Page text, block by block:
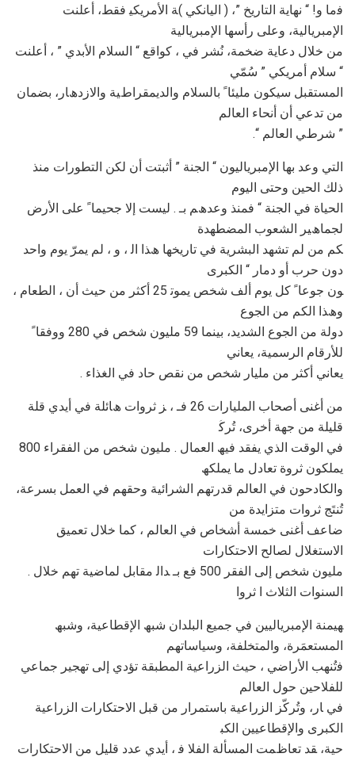
ﻓﻣﺎ و! “ ﻧﮭﺎﯾﺔ اﻟﺘﺎرﯾﺦ ”، ( اﻟﯿﺎﻧﻜﻲ )ﺔ اﻷﻣﺮﯾﻜﯿ ﻓﻘﻂ، أﻋﻠﻨﺖ
اﻹﻣﺒﺮﯾﺎﻟﯿﺔ، وﻋﻠﻰ رأﺳﮭﺎ اﻹﻣﺒﺮﯾﺎﻟﯿﺔ
ﻣﻦ ﺧﻼل دﻋﺎﯾﺔ ﺿﺨﻤﺔ، ﻧُﺸﺮ ﻓﻲ ، ﻛﻮاﻗﻊ “ اﻟﺴﻼم اﻷﺑﺪي ” ، أﻋﻠﻨﺖ
“ ﺳﻼم أﻣﺮﯾﻜﻲ ” ﺳُﻤّﻲ
اﻟﻤﺴﺘﻘﺒﻞ ﺳﯿﻜﻮن ﻣﻠﯿﺌﺎ ً ﺑﺎﻟﺴﻼم واﻟﺪﯾﻤﻘﺮاطﯿﺔ واﻻزدھﺎر، ﺑﻀﻤﺎن
ﻣﻦ ﺗﺪﻋﻲ أن أﻧﺤﺎء اﻟﻌﺎﻟﻢ
.“ ﺷﺮطﻲ اﻟﻌﺎﻟﻢ ”
اﻟﺘﻲ وﻋﺪ ﺑﮭﺎ اﻹﻣﺒﺮﯾﺎﻟﯿﻮن “ اﻟﺠﻨﺔ ” أﺛﺒﺘﺖ أن ﻟﻜﻦ اﻟﺘﻄﻮرات ﻣﻨﺬ
ذﻟﻚ اﻟﺤﯿﻦ وﺣﺘﻰ اﻟﯿﻮم
اﻟﺤﯿﺎة ﻓﻲ اﻟﺠﻨﺔ “ ﻓﻤﻨﺬ وﻋﺪھﻢ ﺑـ . ﻟﯿﺴﺖ إﻻ ﺟﺤﯿﻤﺎ ً ﻋﻠﻰ اﻷرض
ﻟﺠﻤﺎھﯿﺮ اﻟﺸﻌﻮب اﻟﻤﻀﻄﮭﺪة
ﻜﻢ ﻣﻦ ﻟﻢ ﺗﺸﮭﺪ اﻟﺒﺸﺮﯾﺔ ﻓﻲ ﺗﺎرﯾﺨﮭﺎ ھﺬا اﻟ ، و ، ﻟﻢ ﯾﻤﺮّ ﯾﻮم واﺣﺪ
دون ﺣﺮب أو دﻣﺎر “ اﻟﻜﺒﺮى
، ﻮن ﺟﻮﻋﺎ ً ﻛﻞ ﯾﻮم أﻟﻒ ﺷﺨﺺ ﯾﻤﻮﺗ 25 أﻛﺜﺮ ﻣﻦ ﺣﯿﺚ أن ، اﻟﻄﻌﺎم
وھﺬا اﻟﻜﻢ ﻣﻦ اﻟﺠﻮع
دوﻟﺔ ﻣﻦ اﻟﺠﻮع اﻟﺸﺪﯾﺪ، ﺑﯿﻨﻤﺎ 59 ﻣﻠﯿﻮن ﺷﺨﺺ ﻓﻲ 280 ووﻓﻘﺎ ً
ﻟﻸرﻗﺎم اﻟﺮﺳﻤﯿﺔ، ﯾﻌﺎﻧﻲ
. ﯾﻌﺎﻧﻲ أﻛﺜﺮ ﻣﻦ ﻣﻠﯿﺎر ﺷﺨﺺ ﻣﻦ ﻧﻘﺺ ﺣﺎد ﻓﻲ اﻟﻐﺬاء
ﻣﻦ أﻏﻨﻰ أﺻﺤﺎب اﻟﻤﻠﯿﺎرات 26 ﻓـ ، ﺰ ﺛﺮوات ھﺎﺋﻠﺔ ﻓﻲ أﯾﺪي ﻗﻠﺔ
ﻗﻠﯿﻠﺔ ﻣﻦ ﺟﮭﺔ أﺧﺮى، ﺗُﺮﻛﱠ
ﻓﻲ اﻟﻮﻗﺖ اﻟﺬي ﯾﻔﻘﺪ ﻓﯿﮫ اﻟﻌﻤﺎل . ﻣﻠﯿﻮن ﺷﺨﺺ ﻣﻦ اﻟﻔﻘﺮاء 800
ﯾﻤﻠﻜﻮن ﺛﺮوة ﺗﻌﺎدل ﻣﺎ ﯾﻤﻠﻜﮫ
واﻟﻜﺎدﺣﻮن ﻓﻲ اﻟﻌﺎﻟﻢ ﻗﺪرﺗﮭﻢ اﻟﺸﺮاﺋﯿﺔ وﺣﻘﮭﻢ ﻓﻲ اﻟﻌﻤﻞ ﺑﺴﺮﻋﺔ،
ﺗُﻨﺘَﺞ ﺛﺮوات ﻣﺘﺰاﯾﺪة ﻣﻦ
ﺿﺎﻋﻒ أﻏﻨﻰ ﺧﻤﺴﺔ أﺷﺨﺎص ﻓﻲ اﻟﻌﺎﻟﻢ ، ﻛﻤﺎ ﺧﻼل ﺗﻌﻤﯿﻖ
اﻻﺳﺘﻐﻼل ﻟﺼﺎﻟﺢ اﻻﺣﺘﻜﺎرات
. ﻣﻠﯿﻮن ﺷﺨﺺ إﻟﻰ اﻟﻔﻘﺮ 500 ﻓﻊ ﺑـ ﺪاﻟ ﻣﻘﺎﺑﻞ ﻟﻤﺎﺿﯿﺔ ﺗﮭﻢ ﺧﻼل
اﻟﺴﻨﻮات اﻟﺜﻼث ا ﺛﺮوا
ﮭﯿﻤﻨﺔ اﻹﻣﺒﺮﯾﺎﻟﯿﯿﻦ ﻓﻲ ﺟﻤﯿﻊ اﻟﺒﻠﺪان ﺷﺒﮫ اﻹﻗﻄﺎﻋﯿﺔ، وﺷﺒﮫ
اﻟﻤﺴﺘﻌﻤَﺮة، واﻟﻤﺘﺨﻠﻔﺔ، وﺳﯿﺎﺳﺎﺗﮭﻢ
ﻓﺗُﻨﮭﺐ اﻷراﺿﻲ ، ﺣﯿﺚ اﻟﺰراﻋﯿﺔ اﻟﻤﻄﺒﻘﺔ ﺗﺆدي إﻟﻰ ﺗﮭﺠﯿﺮ ﺟﻤﺎﻋﻲ
ﻟﻠﻔﻼﺣﯿﻦ ﺣﻮل اﻟﻌﺎﻟﻢ
ﻓﻲ ﺎر، وﺗُﺮﻛّﺰ اﻟﺰراﻋﯿﺔ ﺑﺎﺳﺘﻤﺮار ﻣﻦ ﻗﺒﻞ اﻻﺣﺘﻜﺎرات اﻟﺰراﻋﯿﺔ
اﻟﻜﺒﺮى واﻹﻗﻄﺎﻋﯿﯿﻦ اﻟﻜﺒ
ﺣﯿﺔ، ﻘﺪ ﺗﻌﺎظﻤﺖ اﻟﻤﺴﺄﻟﺔ اﻟﻔﻼ ﻓ ، أﯾﺪي ﻋﺪد ﻗﻠﯿﻞ ﻣﻦ اﻻﺣﺘﻜﺎرات